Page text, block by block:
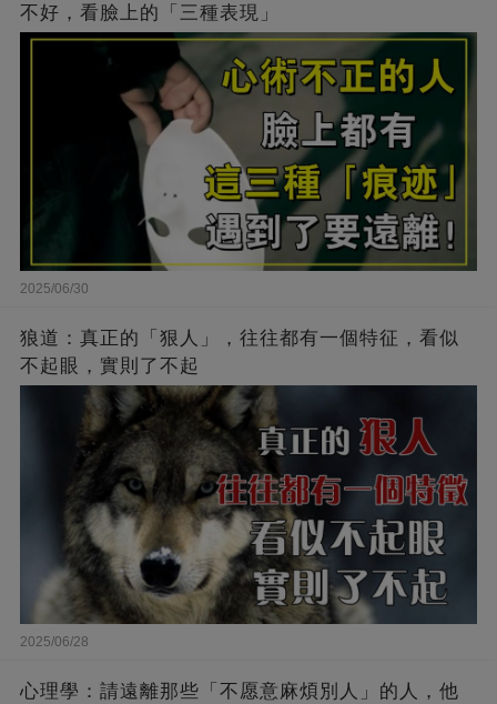
不好，看臉上的「三種表現」
2025/06/30
狼道：真正的「狠人」，往往都有一個特征，看似
不起眼，實則了不起
2025/06/28
心理學：請遠離那些「不愿意麻煩別人」的人，他